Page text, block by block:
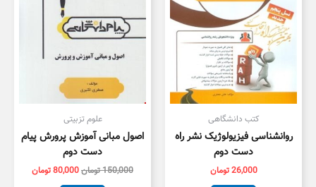
کتب دانشگاهی
روانشناسی فیزیولوژیک نشر راه
دست دوم
26,000تومان
علوم تزبیتی
اصول مبانی آموزش پرورش پیام
دست دوم
150,000تومان80,000تومان